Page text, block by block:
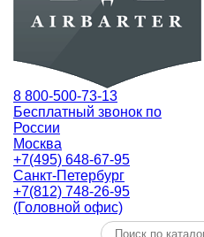
8 800-500-73-13
Бесплатный звонок по
России
Москва
+7(495) 648-67-95
Санкт-Петербург
+7(812) 748-26-95
(Головной офис)